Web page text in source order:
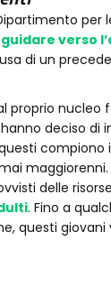
per
guidare verso
di un
proprio
deciso
compiono
delle
. Fino a
questi